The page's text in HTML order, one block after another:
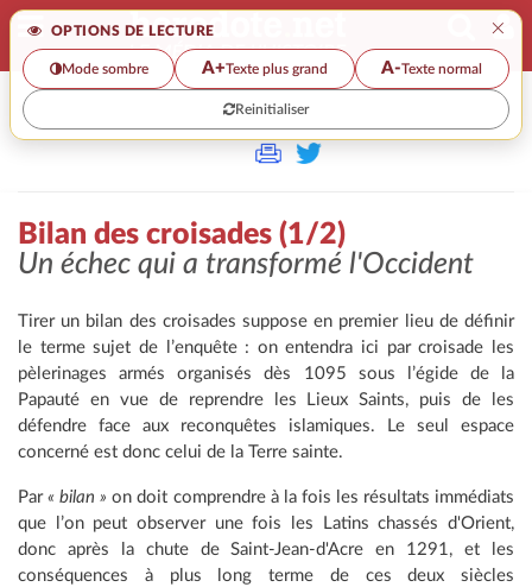
OPTIONS DE LECTURE ×
Mode sombre A+Texte plus grand A-Texte normal
Reinitialiser
>>
Bilan des croisades (1/2)
Un échec qui a transformé l'Occident
Tirer un bilan des croisades suppose en premier lieu de définir
le terme sujet de l’enquête : on entendra ici par croisade les
pèlerinages armés organisés dès 1095 sous l’égide de la
Papauté en vue de reprendre les Lieux Saints, puis de les
défendre face aux reconquêtes islamiques. Le seul espace
concerné est donc celui de la Terre sainte.
Par« bilan » on doit comprendre à la fois les résultats immédiats
que l’on peut observer une fois les Latins chassés d'Orient,
donc après la chute de Saint-Jean-d'Acre en 1291, et les
conséquences à plus long terme de ces deux siècles